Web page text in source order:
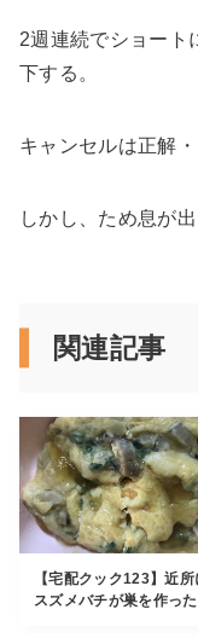
2週連続でショート
下する。
キャンセルは正解・
しかし、ため息が出
関連記事
【宅配クック123】近所
スズメバチが巣を作っ